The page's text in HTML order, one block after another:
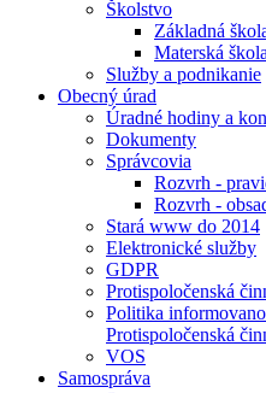
Školstvo
Základná
Materská škola
Služby a podnikanie
Obecný úrad
Úradné hodiny a
Dokumenty
Správcovia
Rozvrh -
Rozvrh -
Stará www do 2014
Elektronické služby
GDPR
Protispoločenská
Politika
Protispoločenská
VOS
Samospráva